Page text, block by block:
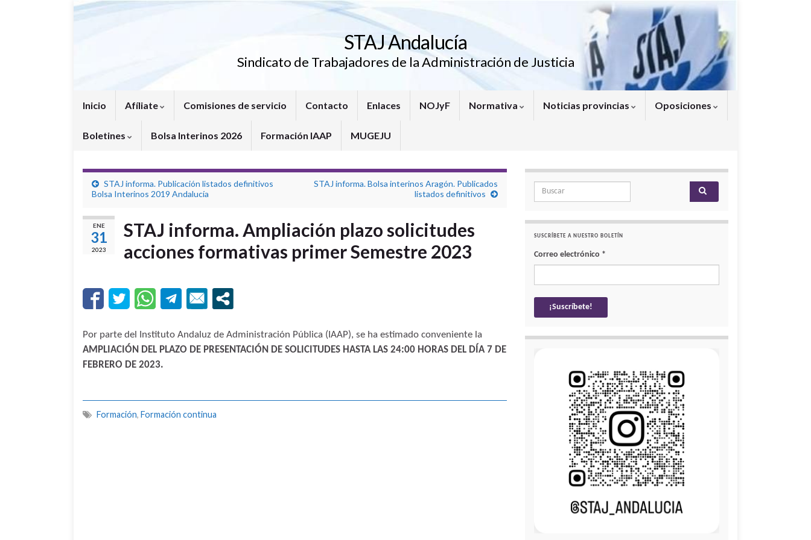
STAJ Andalucía
Sindicato de Trabajadores de la Administración de Justicia
Inicio Afíliate Comisiones de servicio Contacto Enlaces NOJyF Normativa Noticias provincias Oposiciones
Boletines Bolsa Interinos 2026 Formación IAAP MUGEJU
STAJ informa. Publicación listados definitivos
Bolsa Interinos 2019 Andalucía
STAJ informa. Bolsa interinos Aragón. Publicados
listados definitivos
ENE
31
2023
STAJ informa. Ampliación plazo solicitudes
acciones formativas primer Semestre 2023
Por parte del Instituto Andaluz de Administración Pública (IAAP), se ha estimado conveniente la
AMPLIACIÓN DEL PLAZO DE PRESENTACIÓN DE SOLICITUDES HASTA LAS 24:00 HORAS DEL DÍA 7 DE
FEBRERO DE 2023.
Formación, Formación continua
Search for:
SUSCRÍBETE A NUESTRO BOLETÍN
Correo electrónico *